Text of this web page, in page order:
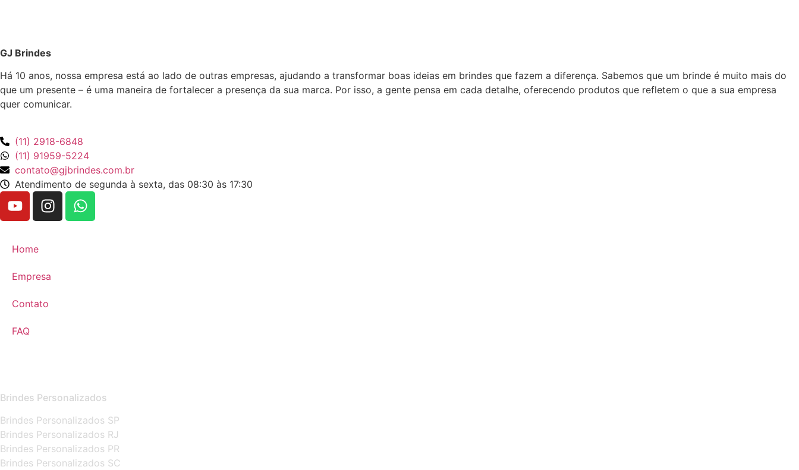
GJ Brindes
Há 10 anos, nossa empresa está ao lado de outras empresas, ajudando a transformar boas ideias em brindes que fazem a diferença. Sabemos que um brinde é muito mais do
que um presente – é uma maneira de fortalecer a presença da sua marca. Por isso, a gente pensa em cada detalhe, oferecendo produtos que refletem o que a sua empresa
quer comunicar.
(11) 2918-6848
(11) 91959-5224
contato@gjbrindes.com.br
Atendimento de segunda à sexta, das 08:30 às 17:30
Home
Empresa
Contato
FAQ
Brindes Personalizados
Brindes Personalizados SP
Brindes Personalizados RJ
Brindes Personalizados PR
Brindes Personalizados SC